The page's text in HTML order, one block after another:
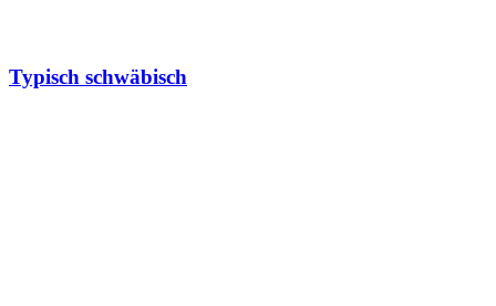
Typisch schwäbisch